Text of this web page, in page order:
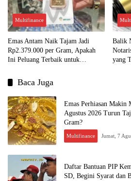
Multifinance
Emas Antam Naik Tajam Jadi
Rp2.379.000 per Gram, Apakah
Ini Peluang Terbaik untuk
Balik
yang
Baca Juga
Emas Perhiasan Makin
Agustus 2026 Turun
Gram?
Multifinance
Daftar Bantuan PIP
SD, Begini Syarat dan